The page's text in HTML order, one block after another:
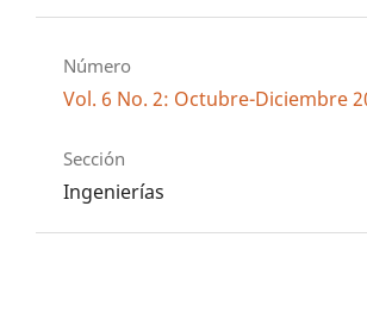
Número
Vol. 6 No. 2: Octubre-Diciembre
Sección
Ingenierías